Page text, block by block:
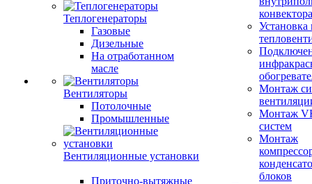
Теплогенераторы
Газовые
Дизельные
На отработанном
масле
Вентиляторы
Потолочные
Промышленные
Вентиляционные установки
Приточно-вытяжные
конвектора
Установка
Монтаж
Монтаж
систем
Монтаж
блоков